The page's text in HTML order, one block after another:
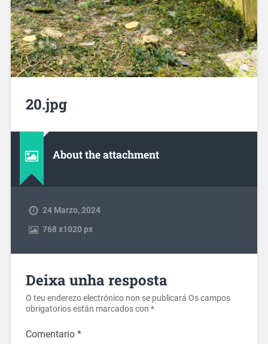
20.jpg
About the attachment
24 Marzo, 2024
768x1020 px
Deixa unha resposta
O teu enderezo electrónico non se publicará Os campos
obrigatorios están marcados con *
Comentario *